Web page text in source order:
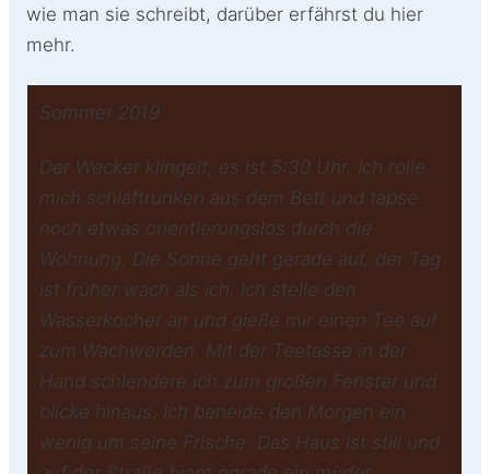
wie man sie schreibt, darüber erfährst du hier
mehr.
Sommer 2019
Der Wecker klingelt, es ist 5:30 Uhr. Ich rolle
mich schlaftrunken aus dem Bett und tapse
noch etwas orientierungslos durch die
Wohnung. Die Sonne geht gerade auf, der Tag
ist früher wach als ich. Ich stelle den
Wasserkocher an und gieße mir einen Tee auf
zum Wachwerden. Mit der Teetasse in der
Hand schlendere ich zum großen Fenster und
blicke hinaus. Ich beneide den Morgen ein
wenig um seine Frische. Das Haus ist still und